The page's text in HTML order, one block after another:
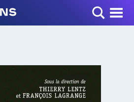
Toggle Menu